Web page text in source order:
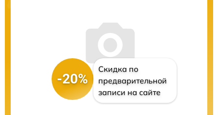
-20%
Скидка по
предварительной
записи на сайте